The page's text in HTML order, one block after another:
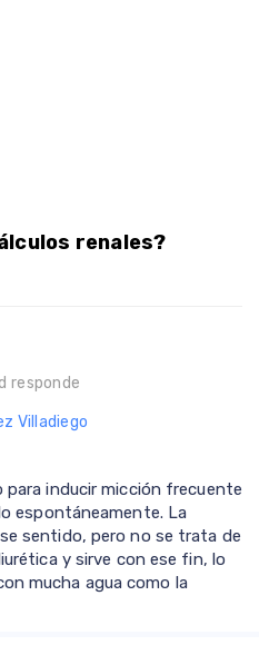
renales?
responde
Villadiego
para inducir micción frecuente
espontáneamente. La
sentido, pero no se trata de
y sirve con ese fin, lo
mucha agua como la